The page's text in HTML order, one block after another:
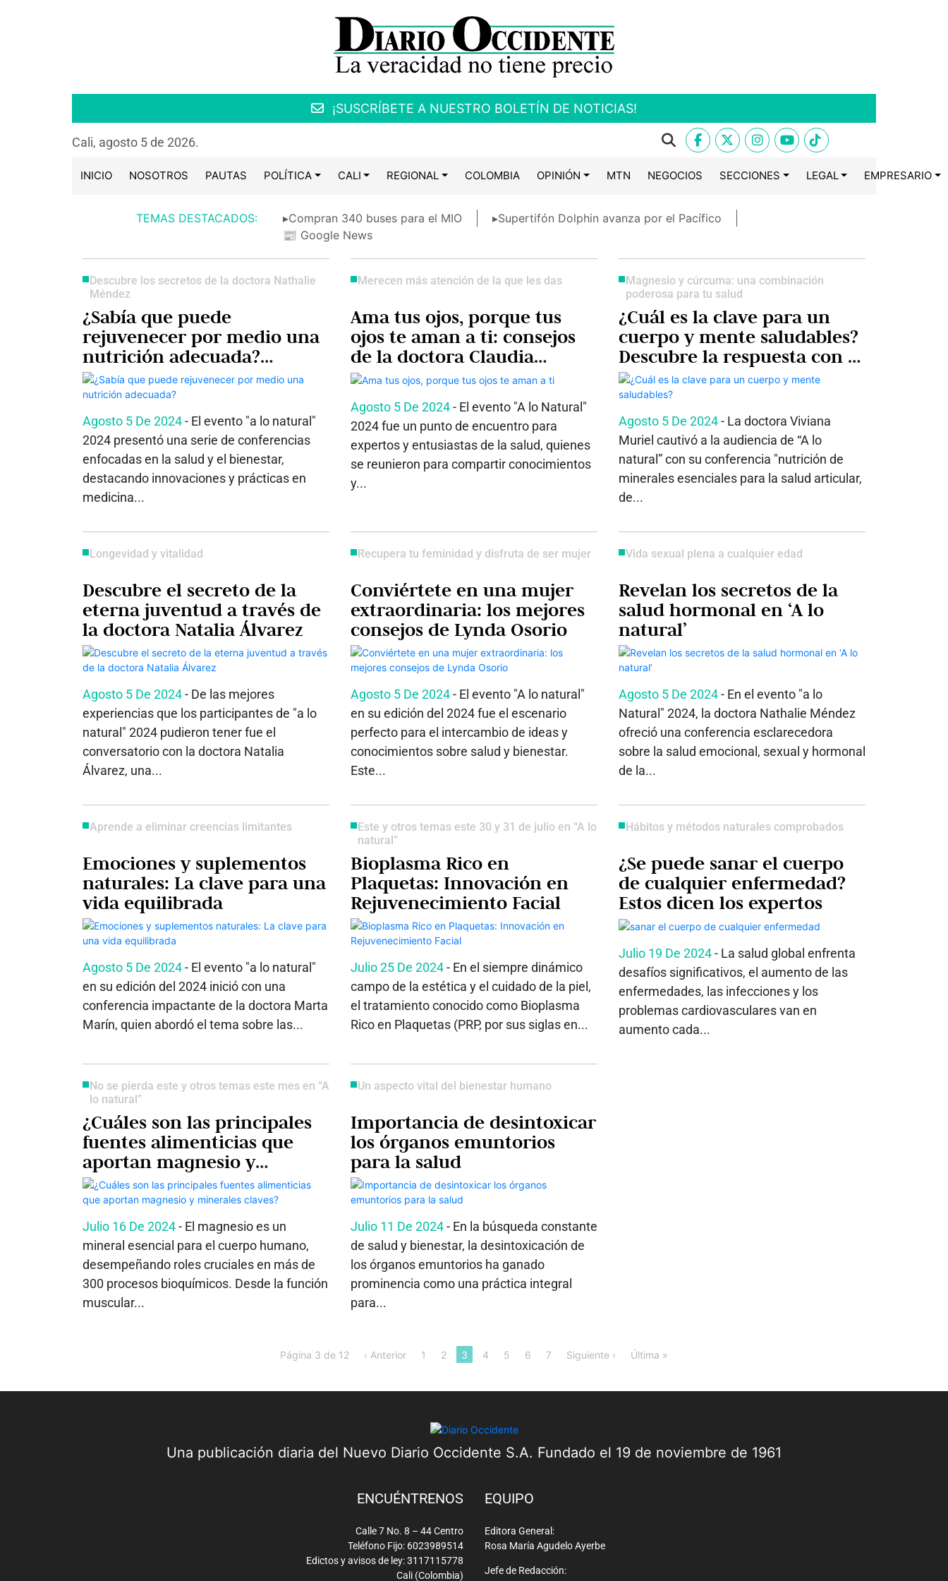
¡SUSCRÍBETE A NUESTRO BOLETÍN DE NOTICIAS!
Cali, agosto 5 de 2026.
INICIO NOSOTROS PAUTAS POLÍTICA CALI REGIONAL COLOMBIA OPINIÓN MTN NEGOCIOS SECCIONES LEGAL EMPRESARIO
TEMAS DESTACADOS: ▸Compran 340 buses para el MIO
▸Supertifón Dolphin avanza por el Pacífico
📰 Google News
Descubre los secretos de la doctora Nathalie
Méndez
¿Sabía que puede
rejuvenecer por medio una
nutrición adecuada?
Aprenda cómo hacerlo
Agosto 5 De 2024- El evento "a lo natural"
2024 presentó una serie de conferencias
enfocadas en la salud y el bienestar,
destacando innovaciones y prácticas en
medicina...
Merecen más atención de la que les das
Ama tus ojos, porque tus
ojos te aman a ti: consejos
de la doctora Claudia
Beltrán
Agosto 5 De 2024- El evento "A lo Natural"
2024 fue un punto de encuentro para
expertos y entusiastas de la salud, quienes
se reunieron para compartir conocimientos
y...
Magnesio y cúrcuma: una combinación
poderosa para tu salud
¿Cuál es la clave para un
cuerpo y mente saludables?
Descubre la respuesta con la
doctora Viviana Muriel
Agosto 5 De 2024- La doctora Viviana
Muriel cautivó a la audiencia de “A lo
natural” con su conferencia "nutrición de
minerales esenciales para la salud articular,
de...
Longevidad y vitalidad
Descubre el secreto de la
eterna juventud a través de
la doctora Natalia Álvarez
Agosto 5 De 2024- De las mejores
experiencias que los participantes de "a lo
natural" 2024 pudieron tener fue el
conversatorio con la doctora Natalia
Álvarez, una...
Recupera tu feminidad y disfruta de ser mujer
Conviértete en una mujer
extraordinaria: los mejores
consejos de Lynda Osorio
Agosto 5 De 2024- El evento "A lo natural"
en su edición del 2024 fue el escenario
perfecto para el intercambio de ideas y
conocimientos sobre salud y bienestar.
Este...
Vida sexual plena a cualquier edad
Revelan los secretos de la
salud hormonal en ‘A lo
natural’
Agosto 5 De 2024- En el evento "a lo
Natural" 2024, la doctora Nathalie Méndez
ofreció una conferencia esclarecedora
sobre la salud emocional, sexual y hormonal
de la...
Aprende a eliminar creencias limitantes
Emociones y suplementos
naturales: La clave para una
vida equilibrada
Agosto 5 De 2024- El evento "a lo natural"
en su edición del 2024 inició con una
conferencia impactante de la doctora Marta
Marín, quien abordó el tema sobre las...
Este y otros temas este 30 y 31 de julio en “A lo
natural”
Bioplasma Rico en
Plaquetas: Innovación en
Rejuvenecimiento Facial
Julio 25 De 2024- En el siempre dinámico
campo de la estética y el cuidado de la piel,
el tratamiento conocido como Bioplasma
Rico en Plaquetas (PRP, por sus siglas en...
Hábitos y métodos naturales comprobados
¿Se puede sanar el cuerpo
de cualquier enfermedad?
Estos dicen los expertos
Julio 19 De 2024- La salud global enfrenta
desafíos significativos, el aumento de las
enfermedades, las infecciones y los
problemas cardiovasculares van en
aumento cada...
No se pierda este y otros temas este mes en “A
lo natural”
¿Cuáles son las principales
fuentes alimenticias que
aportan magnesio y
minerales claves?
Julio 16 De 2024- El magnesio es un
mineral esencial para el cuerpo humano,
desempeñando roles cruciales en más de
300 procesos bioquímicos. Desde la función
muscular...
Un aspecto vital del bienestar humano
Importancia de desintoxicar
los órganos emuntorios
para la salud
Julio 11 De 2024- En la búsqueda constante
de salud y bienestar, la desintoxicación de
los órganos emuntorios ha ganado
prominencia como una práctica integral
para...
Página 3 de 12 ‹ Anterior 1 2 3 4 5 6 7 Siguiente › Última »
Una publicación diaria del Nuevo Diario Occidente S.A. Fundado el 19 de noviembre de 1961
ENCUÉNTRENOS
Calle 7 No. 8 – 44 Centro
Teléfono Fijo: 6023989514
Edictos y avisos de ley: 3117115778
Cali (Colombia)
EQUIPO
Editora General:
Rosa María Agudelo Ayerbe
Jefe de Redacción: